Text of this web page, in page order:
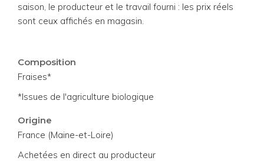
saison, le producteur et le travail fourni : les prix réels
sont ceux affichés en magasin.
Composition
Fraises*
*Issues de l'agriculture biologique
Origine
France (Maine-et-Loire)
Achetées en direct au producteur